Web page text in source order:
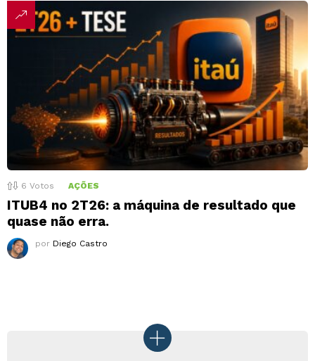
6 Votos AÇÕES
ITUB4 no 2T26: a máquina de resultado que
quase não erra.
por Diego Castro